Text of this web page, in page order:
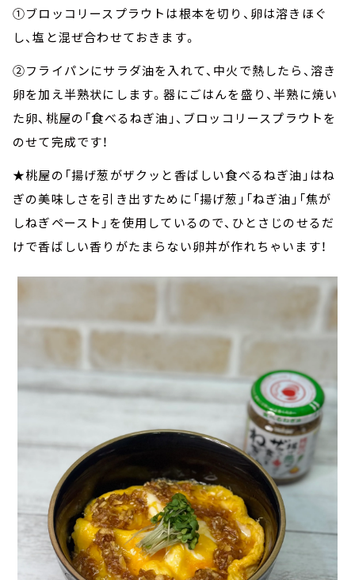
①ブロッコリースプラウトは根本を切り、卵は溶きほぐ
し、塩と混ぜ合わせておきます。
②フライパンにサラダ油を入れて、中火で熱したら、溶き
卵を加え半熟状にします。器にごはんを盛り、半熟に焼い
た卵、桃屋の「食べるねぎ油」、ブロッコリースプラウトを
のせて完成です！
★桃屋の「揚げ葱がザクッと香ばしい食べるねぎ油」はね
ぎの美味しさを引き出すために「揚げ葱」「ねぎ油」「焦が
しねぎペースト」を使用しているので、ひとさじのせるだ
けで香ばしい香りがたまらない卵丼が作れちゃいます！